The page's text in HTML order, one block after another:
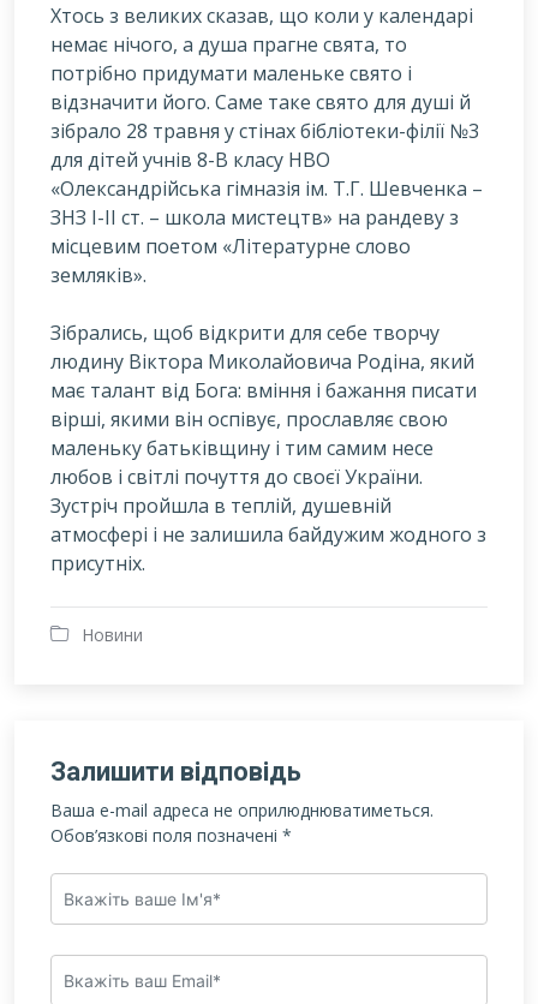
Хтось з великих сказав, що коли у календарі
немає нічого, а душа прагне свята, то
потрібно придумати маленьке свято і
відзначити його. Саме таке свято для душі й
зібрало 28 травня у стінах бібліотеки-філії №3
для дітей учнів 8-В класу НВО
«Олександрійська гімназія ім. Т.Г. Шевченка –
ЗНЗ І-ІІ ст. – школа мистецтв» на рандеву з
місцевим поетом «Літературне слово
земляків».
Зібрались, щоб відкрити для себе творчу
людину Віктора Миколайовича Родіна, який
має талант від Бога: вміння і бажання писати
вірші, якими він оспівує, прославляє свою
маленьку батьківщину і тим самим несе
любов і світлі почуття до своєї України.
Зустріч пройшла в теплій, душевній
атмосфері і не залишила байдужим жодного з
присутніх.
Новини
Залишити відповідь
Ваша e-mail адреса не оприлюднюватиметься.
Обов’язкові поля позначені *